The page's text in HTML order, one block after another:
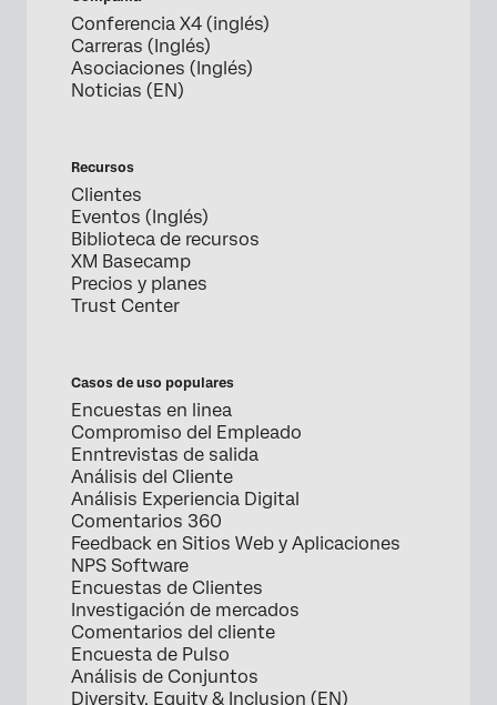
Conferencia X4 (inglés)
Carreras (Inglés)
Asociaciones (Inglés)
Noticias (EN)
Recursos
Clientes
Eventos (Inglés)
Biblioteca de recursos
XM Basecamp
Precios y planes
Trust Center
Casos de uso populares
Encuestas en linea
Compromiso del Empleado
Enntrevistas de salida
Análisis del Cliente
Análisis Experiencia Digital
Comentarios 360
Feedback en Sitios Web y Aplicaciones
NPS Software
Encuestas de Clientes
Investigación de mercados
Comentarios del cliente
Encuesta de Pulso
Análisis de Conjuntos
Diversity, Equity & Inclusion (EN)